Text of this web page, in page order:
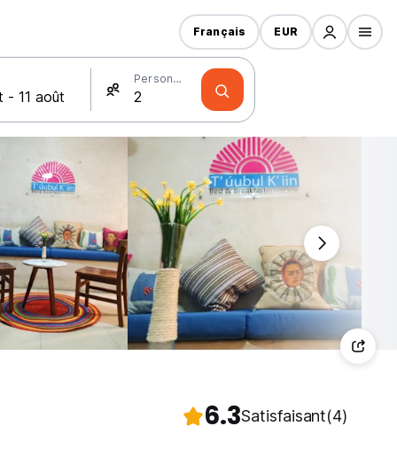
Personnes
Français EUR
6.3Satisfaisant(4)